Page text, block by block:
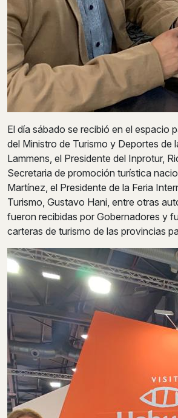
El día sábado se recibió en el espacio
del Ministro de Turismo y Deportes de
Lammens, el Presidente del Inprotur,
Secretaria de promoción turística
Martínez, el Presidente de la Feria
Turismo, Gustavo Hani, entre otras
fueron recibidas por Gobernadores y
carteras de turismo de las provincias